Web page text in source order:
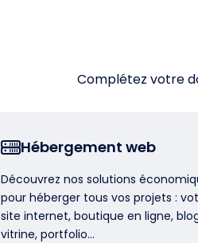
Complétez votre
Hébergement web
Découvrez nos solutions
pour héberger tous vos projets :
site internet, boutique en ligne,
vitrine, portfolio…